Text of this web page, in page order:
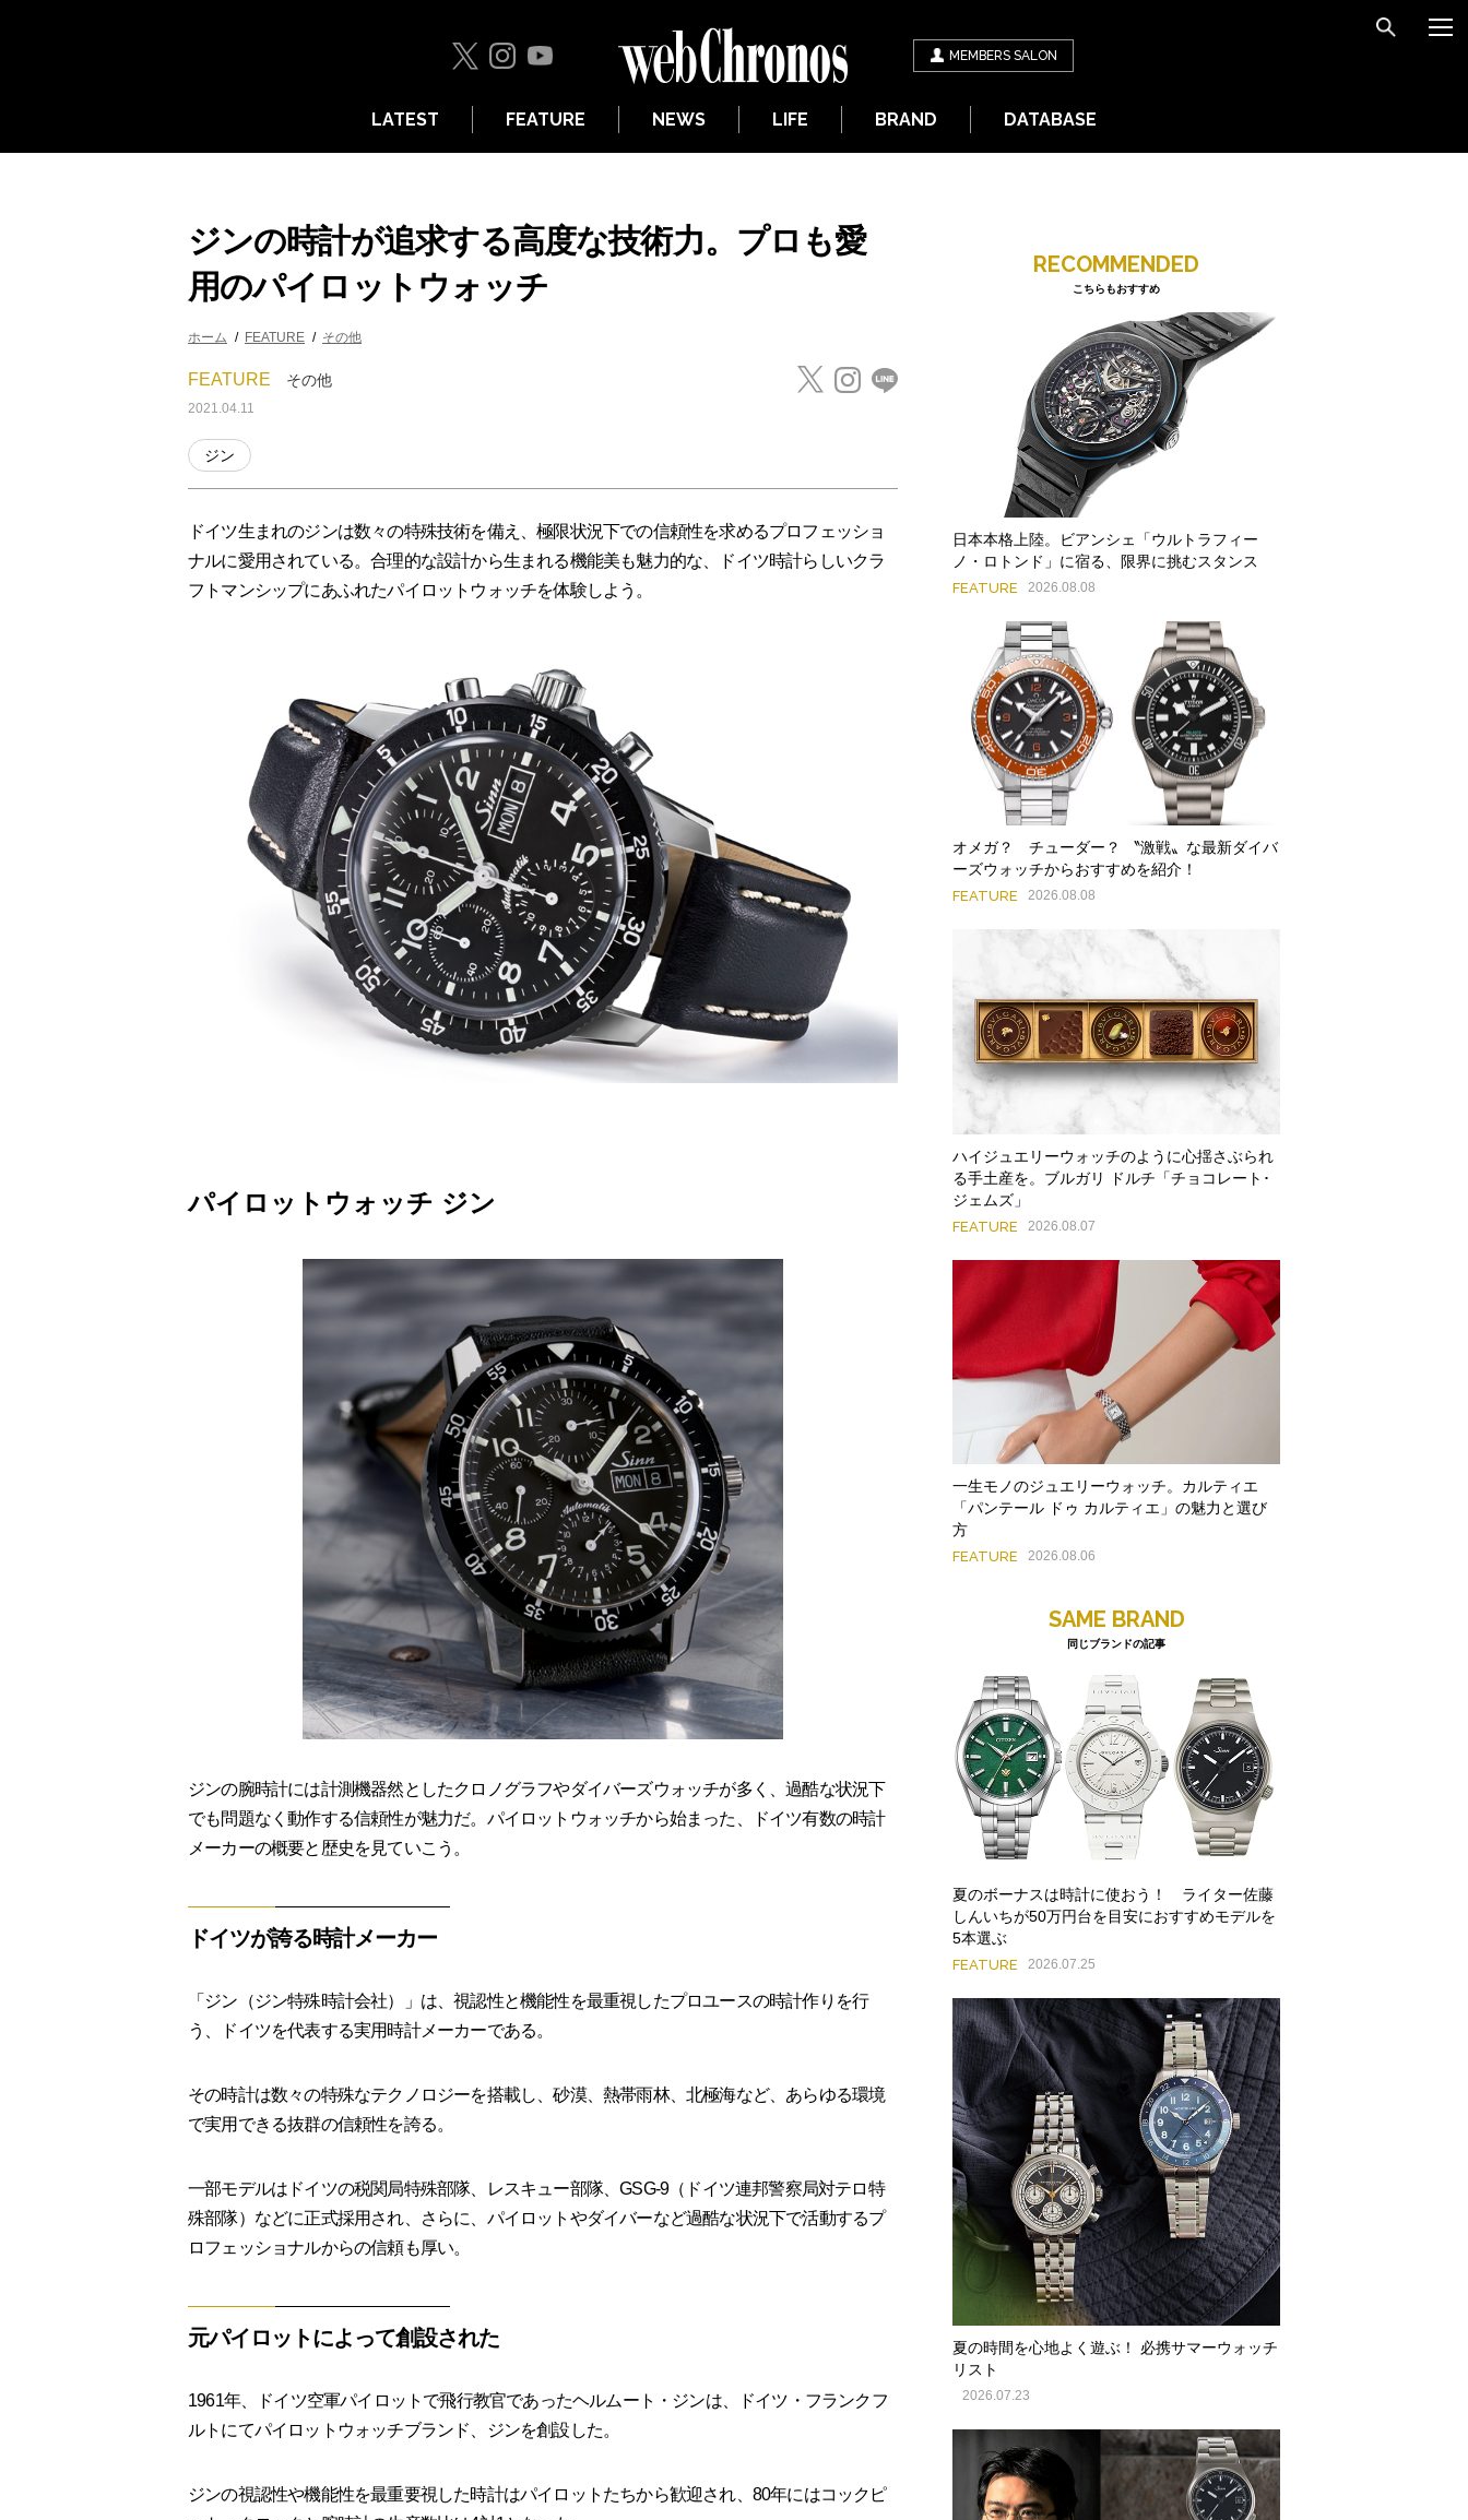
MEMBERS SALON
LATEST FEATURE NEWS LIFE BRAND DATABASE
ジンの時計が追求する高度な技術力。プロも愛
用のパイロットウォッチ
ホーム FEATURE その他
FEATURE その他
2021.04.11
ジン
ドイツ生まれのジンは数々の特殊技術を備え、極限状況下での信頼性を求めるプロフェッショ
ナルに愛用されている。合理的な設計から生まれる機能美も魅力的な、ドイツ時計らしいクラ
フトマンシップにあふれたパイロットウォッチを体験しよう。
パイロットウォッチ ジン
ジンの腕時計には計測機器然としたクロノグラフやダイバーズウォッチが多く、過酷な状況下
でも問題なく動作する信頼性が魅力だ。パイロットウォッチから始まった、ドイツ有数の時計
メーカーの概要と歴史を見ていこう。
ドイツが誇る時計メーカー
「ジン（ジン特殊時計会社）」は、視認性と機能性を最重視したプロユースの時計作りを行
う、ドイツを代表する実用時計メーカーである。
その時計は数々の特殊なテクノロジーを搭載し、砂漠、熱帯雨林、北極海など、あらゆる環境
で実用できる抜群の信頼性を誇る。
一部モデルはドイツの税関局特殊部隊、レスキュー部隊、GSG-9（ドイツ連邦警察局対テロ特
殊部隊）などに正式採用され、さらに、パイロットやダイバーなど過酷な状況下で活動するプ
ロフェッショナルからの信頼も厚い。
元パイロットによって創設された
1961年、ドイツ空軍パイロットで飛行教官であったヘルムート・ジンは、ドイツ・フランクフ
ルトにてパイロットウォッチブランド、ジンを創設した。
ジンの視認性や機能性を最重要視した時計はパイロットたちから歓迎され、80年にはコックピ
RECOMMENDED
こちらもおすすめ
日本本格上陸。ビアンシェ「ウルトラフィー
ノ・ロトンド」に宿る、限界に挑むスタンス
FEATURE 2026.08.08
オメガ？ チューダー？ 〝激戦〟な最新ダイバ
ーズウォッチからおすすめを紹介！
FEATURE 2026.08.08
ハイジュエリーウォッチのように心揺さぶられ
る手土産を。ブルガリ ドルチ「チョコレート･
ジェムズ」
FEATURE 2026.08.07
一生モノのジュエリーウォッチ。カルティエ
「パンテール ドゥ カルティエ」の魅力と選び
方
FEATURE 2026.08.06
SAME BRAND
同じブランドの記事
夏のボーナスは時計に使おう！ ライター佐藤
しんいちが50万円台を目安におすすめモデルを
5本選ぶ
FEATURE 2026.07.25
夏の時間を心地よく遊ぶ！ 必携サマーウォッチ
リスト
2026.07.23